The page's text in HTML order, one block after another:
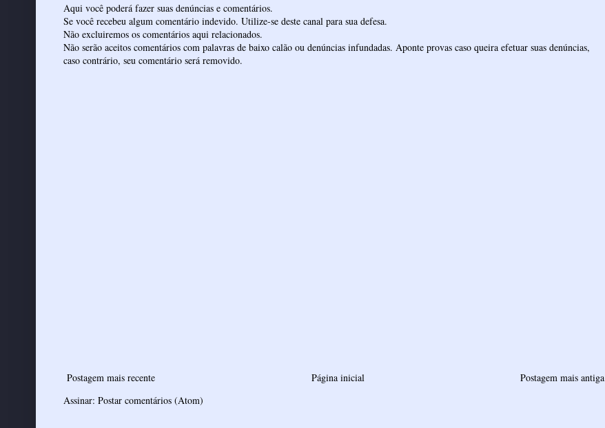
Aqui você poderá fazer suas denúncias e comentários.
Se você recebeu algum comentário indevido. Utilize-se deste canal para sua defesa.
Não excluiremos os comentários aqui relacionados.
Não serão aceitos comentários com palavras de baixo calão ou denúncias infundadas. Aponte provas caso queira efetuar suas denúncias,
caso contrário, seu comentário será removido.
Postagem mais recente Postagem mais antiga
Página inicial
Assinar: Postar comentários (Atom)